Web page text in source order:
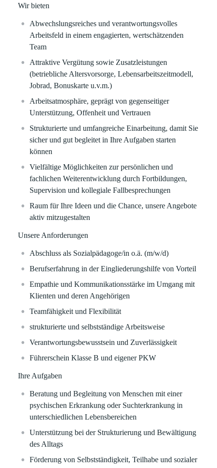
Wir bieten
Abwechslungsreiches und verantwortungsvolles
Arbeitsfeld in einem engagierten, wertschätzenden
Team
Attraktive Vergütung sowie Zusatzleistungen
(betriebliche Altersvorsorge, Lebensarbeitszeitmodell,
Jobrad, Bonuskarte u.v.m.)
Arbeitsatmosphäre, geprägt von gegenseitiger
Unterstützung, Offenheit und Vertrauen
Strukturierte und umfangreiche Einarbeitung, damit Sie
sicher und gut begleitet in Ihre Aufgaben starten
können
Vielfältige Möglichkeiten zur persönlichen und
fachlichen Weiterentwicklung durch Fortbildungen,
Supervision und kollegiale Fallbesprechungen
Raum für Ihre Ideen und die Chance, unsere Angebote
aktiv mitzugestalten
Unsere Anforderungen
Abschluss als Sozialpädagoge/in o.ä. (m/w/d)
Berufserfahrung in der Eingliederungshilfe von Vorteil
Empathie und Kommunikationsstärke im Umgang mit
Klienten und deren Angehörigen
Teamfähigkeit und Flexibilität
strukturierte und selbstständige Arbeitsweise
Verantwortungsbewusstsein und Zuverlässigkeit
Führerschein Klasse B und eigener PKW
Ihre Aufgaben
Beratung und Begleitung von Menschen mit einer
psychischen Erkrankung oder Suchterkrankung in
unterschiedlichen Lebensbereichen
Unterstützung bei der Strukturierung und Bewältigung
des Alltags
Förderung von Selbstständigkeit, Teilhabe und sozialer